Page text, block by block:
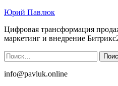
Юрий Павлюк
Цифровая трансформация
маркетинг и внедрение
Найти:
info@pavluk.online